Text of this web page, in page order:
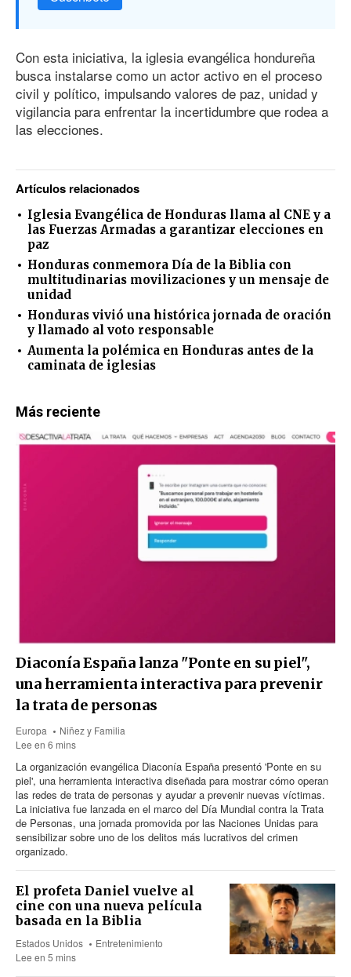
Con esta iniciativa, la iglesia evangélica hondureña
busca instalarse como un actor activo en el proceso
civil y político, impulsando valores de paz, unidad y
vigilancia para enfrentar la incertidumbre que rodea a
las elecciones.
Artículos relacionados
Iglesia Evangélica de Honduras llama al CNE y a
las Fuerzas Armadas a garantizar elecciones en
paz
Honduras conmemora Día de la Biblia con
multitudinarias movilizaciones y un mensaje de
unidad
Honduras vivió una histórica jornada de oración
y llamado al voto responsable
Aumenta la polémica en Honduras antes de la
caminata de iglesias
Más reciente
Diaconía España lanza "Ponte en su piel",
una herramienta interactiva para prevenir
la trata de personas
Europa
Niñez y Familia
Lee en 6 mins
La organización evangélica Diaconía España presentó 'Ponte en su
piel', una herramienta interactiva diseñada para mostrar cómo operan
las redes de trata de personas y ayudar a prevenir nuevas víctimas.
La iniciativa fue lanzada en el marco del Día Mundial contra la Trata
de Personas, una jornada promovida por las Naciones Unidas para
sensibilizar sobre uno de los delitos más lucrativos del crimen
organizado.
El profeta Daniel vuelve al
cine con una nueva película
basada en la Biblia
Estados Unidos
Entretenimiento
Lee en 5 mins